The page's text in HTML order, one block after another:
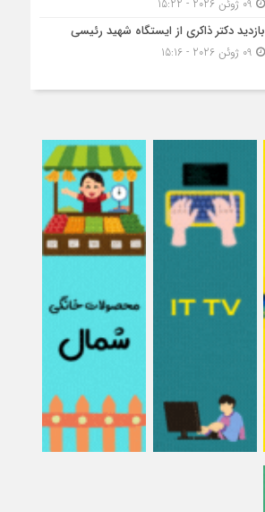
بازدید دکتر ذاکری از ایستگاه شهید رئیسی